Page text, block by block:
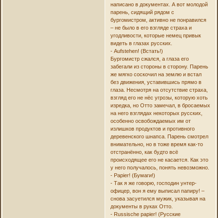
написано в документах. А вот молодой
парень, сидящий рядом с
бургомистром, активно не понравился
– не было в его взгляде страха и
угодливости, которые немец привык
видеть в глазах русских.
- Aufstehen! (Встать!)
Бургомистр сжался, а глаза его
забегали из стороны в сторону. Парень
же мягко соскочил на землю и встал
без движения, уставившись прямо в
глаза. Несмотря на отсутствие страха,
взгляд его не нёс угрозы, которую хоть
изредка, но Отто замечал, в бросаемых
на него взглядах некоторых русских,
особенно освобождаемых им от
излишков продуктов и противного
деревенского шнапса. Парень смотрел
внимательно, но в тоже время как-то
отстранённо, как будто всё
происходящее его не касается. Как это
у него получалось, понять невозможно.
- Papier! (Бумаги!)
- Так я же говорю, господин унтер-
офицер, вон я ему выписал папиру! –
снова засуетился мужик, указывая на
документы в руках Отто.
- Russische papier! (Русские